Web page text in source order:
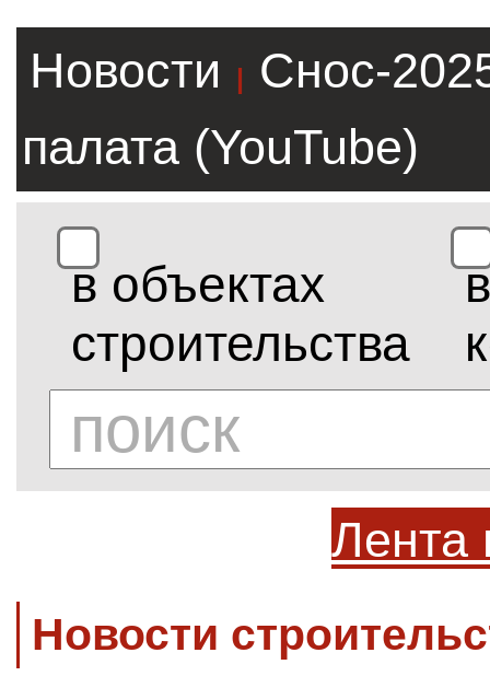
Новости |
Снос-
палата (YouTube)
в объектах
строительства
в
Лента
Новости